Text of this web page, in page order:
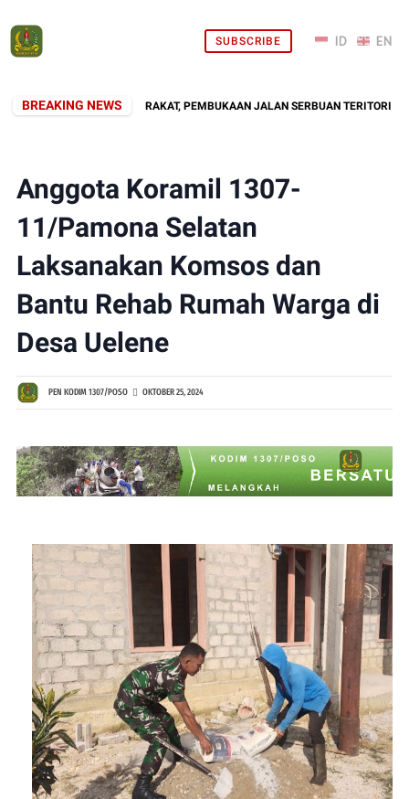
SUBSCRIBE
BREAKING NEWS
DI TENGAH MASYARAKAT, PEMBUKAAN JALAN SERBUAN TERITORIAL
Anggota Koramil 1307-
11/Pamona Selatan
Laksanakan Komsos dan
Bantu Rehab Rumah Warga di
Desa Uelene
PEN KODIM 1307/POSO OKTOBER 25, 2024